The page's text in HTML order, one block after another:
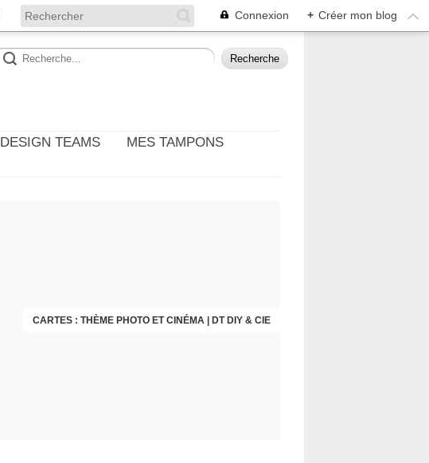
Connexion + Créer mon blog
DESIGN TEAMS
MES TAMPONS
CARTES : THÈME PHOTO ET CINÉMA | DT DIY & CIE
FLEUR DES CHAMPS | PAGE